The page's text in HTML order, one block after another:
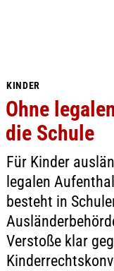
KINDER
Ohne
die Schule
Für Kinder
legalen
besteht in
Verstoße klar